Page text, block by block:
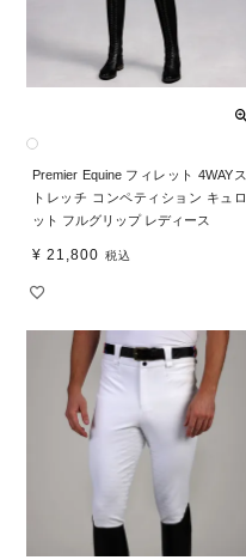
Premier Equine フィレット 4WAYス
トレッチ コンペティション キュロ
ット フルグリップ レディース
¥ 21,800 税込